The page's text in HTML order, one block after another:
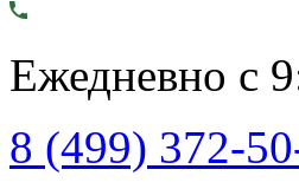
Ежедневно с
8 (499) 372-